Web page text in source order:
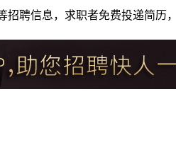
聘信息，求职者免费投递简历